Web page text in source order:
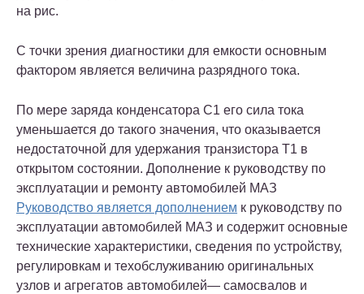
на рис.
С точки зрения диагностики для емкости основным
фактором является величина разрядного тока.
По мере заряда конденсатора С1 его сила тока
уменьшается до такого значения, что оказывается
недостаточной для удержания транзистора Т1 в
открытом состоянии. Дополнение к руководству по
эксплуатации и ремонту автомобилей МАЗ
Руководство является дополнением к руководству по
эксплуатации автомобилей МАЗ и содержит основные
технические характеристики, сведения по устройству,
регулировкам и техобслуживанию оригинальных
узлов и агрегатов автомобилей— самосвалов и